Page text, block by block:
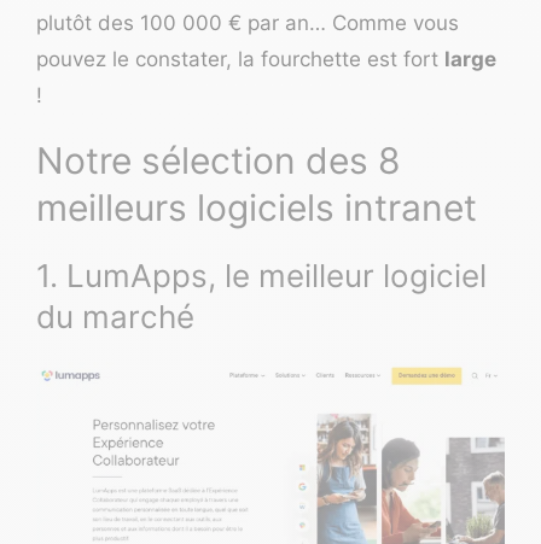
plutôt des 100 000 € par an… Comme vous
pouvez le constater, la fourchette est fort large
!
Notre sélection des 8
meilleurs logiciels intranet
1. LumApps, le meilleur logiciel
du marché